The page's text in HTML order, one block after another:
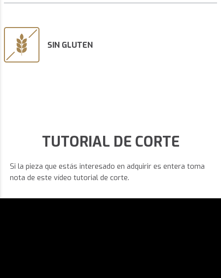
SIN GLUTEN
TUTORIAL DE CORTE
Si la pieza que estás interesado en adquirir es entera toma
nota de este vídeo tutorial de corte.